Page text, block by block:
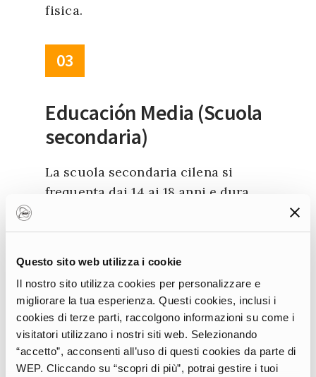
Questo sito web utilizza i cookie
Il nostro sito utilizza cookies per personalizzare e
migliorare la tua esperienza. Questi cookies, inclusi i
cookies di terze parti, raccolgono informazioni su come i
visitatori utilizzano i nostri siti web. Selezionando
“accetto”, acconsenti all’uso di questi cookies da parte di
WEP. Cliccando su “scopri di più”, potrai gestire i tuoi
fisica.
03
Educación Media (Scuola
secondaria)
La scuola secondaria cilena si
frequenta dai 14 ai 18 anni e dura
biennali. Gli studenti possono
principali: Educación Media
Humanístico-Científica (di tipo
accademico) e Educación Media
Técnico-Profesional (di tipo
tecnico-professionale). Il primo
prepara gli alunni per l’accesso